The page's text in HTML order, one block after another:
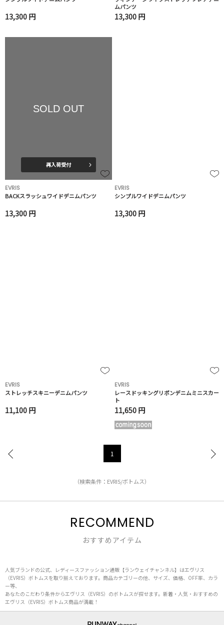
13,300 円
ムパンツ
13,300 円
SOLD OUT
再入荷受付
EVRIS
BACKスラッシュワイドデニムパンツ
13,300 円
EVRIS
シンプルワイドデニムパンツ
13,300 円
EVRIS
ストレッチスキニーデニムパンツ
11,100 円
EVRIS
レースドッキングリボンデニムミニスカー
ト
11,650 円
1
（検索条件：EVRIS/ボトムス）
RECOMMEND
おすすめアイテム
人気ブランドの公式、レディースファッション通販【ランウェイチャンネル】はエヴリス
（EVRIS）ボトムスを取り揃えております。商品カテゴリーの他、サイズ、価格、OFF率、カラ
ー等、
あなたのこだわり条件からエヴリス（EVRIS）のボトムスが探せます。新着・人気・おすすめの
エヴリス（EVRIS）ボトムス商品が満載！